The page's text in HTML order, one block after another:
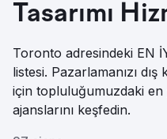
Tasarımı
Toronto adresindeki EN
listesi. Pazarlamanızı
için topluluğumuzdaki
ajanslarını keşfedin.